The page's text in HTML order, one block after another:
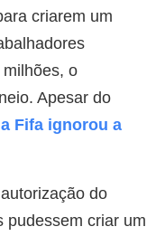
criarem um
o
Apesar do
a Fifa ignorou a
do
pudessem criar um